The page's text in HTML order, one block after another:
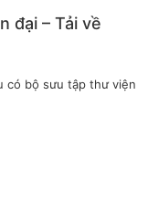
đại – Tải về
có bộ sưu tập thư viện